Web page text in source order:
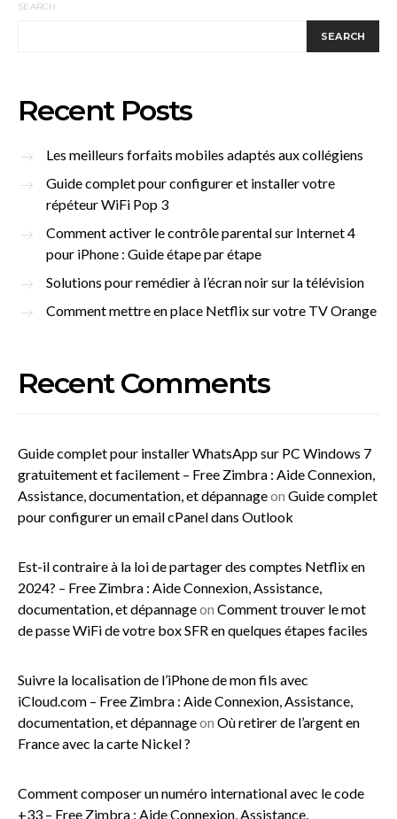
SEARCH
SEARCH
Recent Posts
Les meilleurs forfaits mobiles adaptés aux collégiens
Guide complet pour configurer et installer votre
répéteur WiFi Pop 3
Comment activer le contrôle parental sur Internet 4
pour iPhone : Guide étape par étape
Solutions pour remédier à l’écran noir sur la télévision
Comment mettre en place Netflix sur votre TV Orange
Recent Comments
Guide complet pour installer WhatsApp sur PC Windows 7
gratuitement et facilement – Free Zimbra : Aide Connexion,
Assistance, documentation, et dépannageon Guide complet
pour configurer un email cPanel dans Outlook
Est-il contraire à la loi de partager des comptes Netflix en
2024? – Free Zimbra : Aide Connexion, Assistance,
documentation, et dépannageon Comment trouver le mot
de passe WiFi de votre box SFR en quelques étapes faciles
Suivre la localisation de l’iPhone de mon fils avec
iCloud.com – Free Zimbra : Aide Connexion, Assistance,
documentation, et dépannageon Où retirer de l’argent en
France avec la carte Nickel ?
Comment composer un numéro international avec le code
+33 – Free Zimbra : Aide Connexion, Assistance,